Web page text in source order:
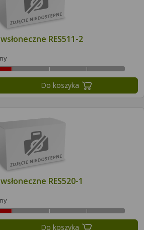
RES511-2
Do koszyka
RES520-1
Do koszyka